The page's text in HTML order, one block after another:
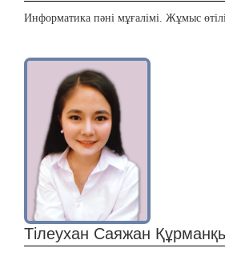
Информатика пәні мұғалімі. Жұмыс
Тілеухан Саяжан